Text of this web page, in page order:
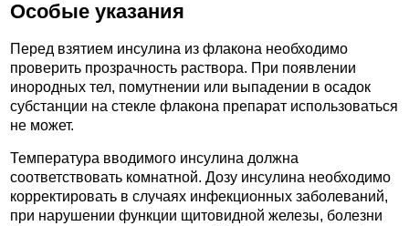
Особые указания
Перед взятием инсулина из флакона необходимо
проверить прозрачность раствора. При появлении
инородных тел, помутнении или выпадении в осадок
субстанции на стекле флакона препарат использоваться
не может.
Температура вводимого инсулина должна
соответствовать комнатной. Дозу инсулина необходимо
корректировать в случаях инфекционных заболеваний,
при нарушении функции щитовидной железы, болезни